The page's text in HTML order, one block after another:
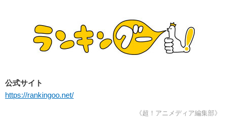
公式サイト
https://rankingoo.net/
《超！アニメディア編集部》